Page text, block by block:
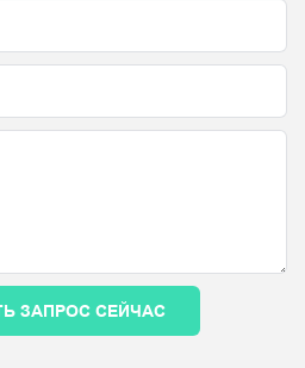
ЗАПРОС СЕЙЧАС